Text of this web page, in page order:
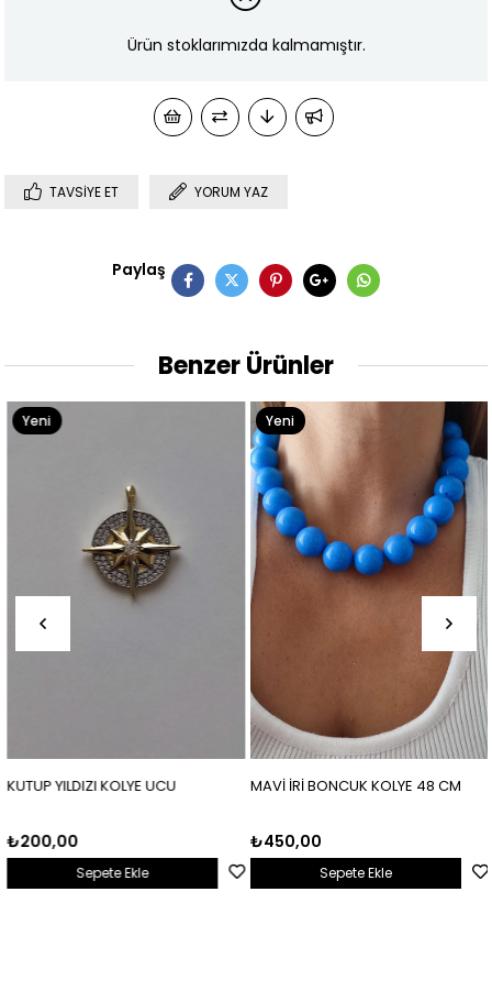
Ürün stoklarımızda kalmamıştır.
TAVSIYE ET YORUM YAZ
Paylaş
Benzer Ürünler
KUTUP YILDIZI KOLYE UCU
₺200,00
Sepete Ekle
Yeni
MAVİ İRİ BONCUK KOLYE 48 CM
₺450,00
Sepete Ekle
Yeni
Ürün